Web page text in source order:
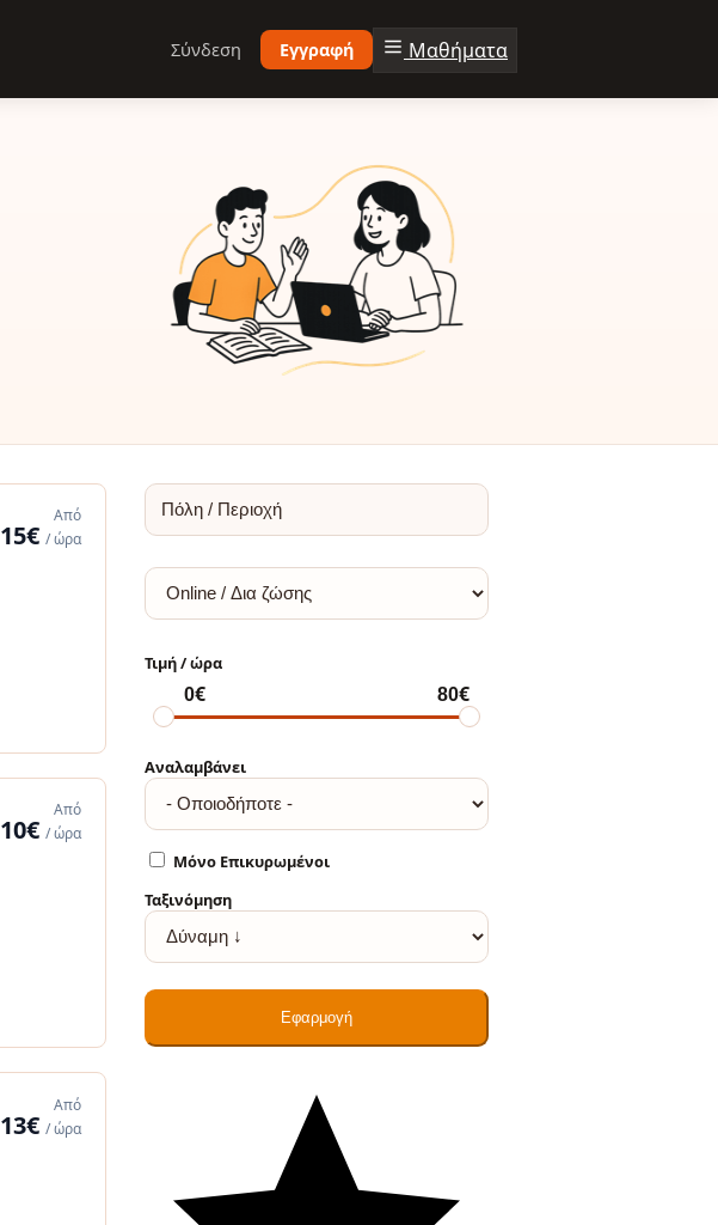
Σύνδεση Εγγραφή Μαθήματα
Από
15€/ ώρα
Από
10€/ ώρα
Από
13€/ ώρα
Αναλαμβάνει
Μόνο Επικυρωμένοι
Ταξινόμηση